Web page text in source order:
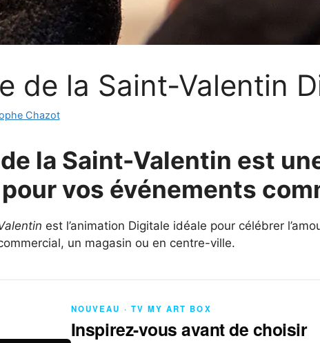
de la Saint-Valentin
Chazot
la Saint-Valentin est
vos événements
est l’animation Digitale idéale pour célébrer
un magasin ou en centre-ville.
NOUVEAU · TV MY ART BOX
Inspirez-vous avant de choisir